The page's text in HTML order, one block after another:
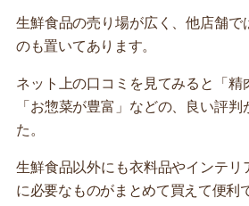
生鮮食品の売り場が広く、他店舗で
のも置いてあります。
ネット上の口コミを見てみると「精
「お惣菜が豊富」などの、良い評
た。
生鮮食品以外にも衣料品やインテリ
に必要なものがまとめて買えて便利